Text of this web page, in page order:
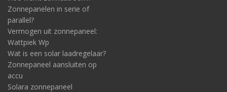
Zonnepanelen in serie of
parallel?
Vermogen uit zonnepaneel:
Wattpiek Wp
Wat is een solar laadregelaar?
Zonnepaneel aansluiten op
accu
Solara zonnepaneel